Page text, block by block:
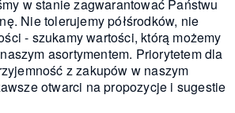
w stanie zagwarantować Państwu
Nie tolerujemy półśrodków, nie
- szukamy wartości, którą możemy
asortymentem. Priorytetem dla
z zakupów w naszym
otwarci na propozycje i sugestie